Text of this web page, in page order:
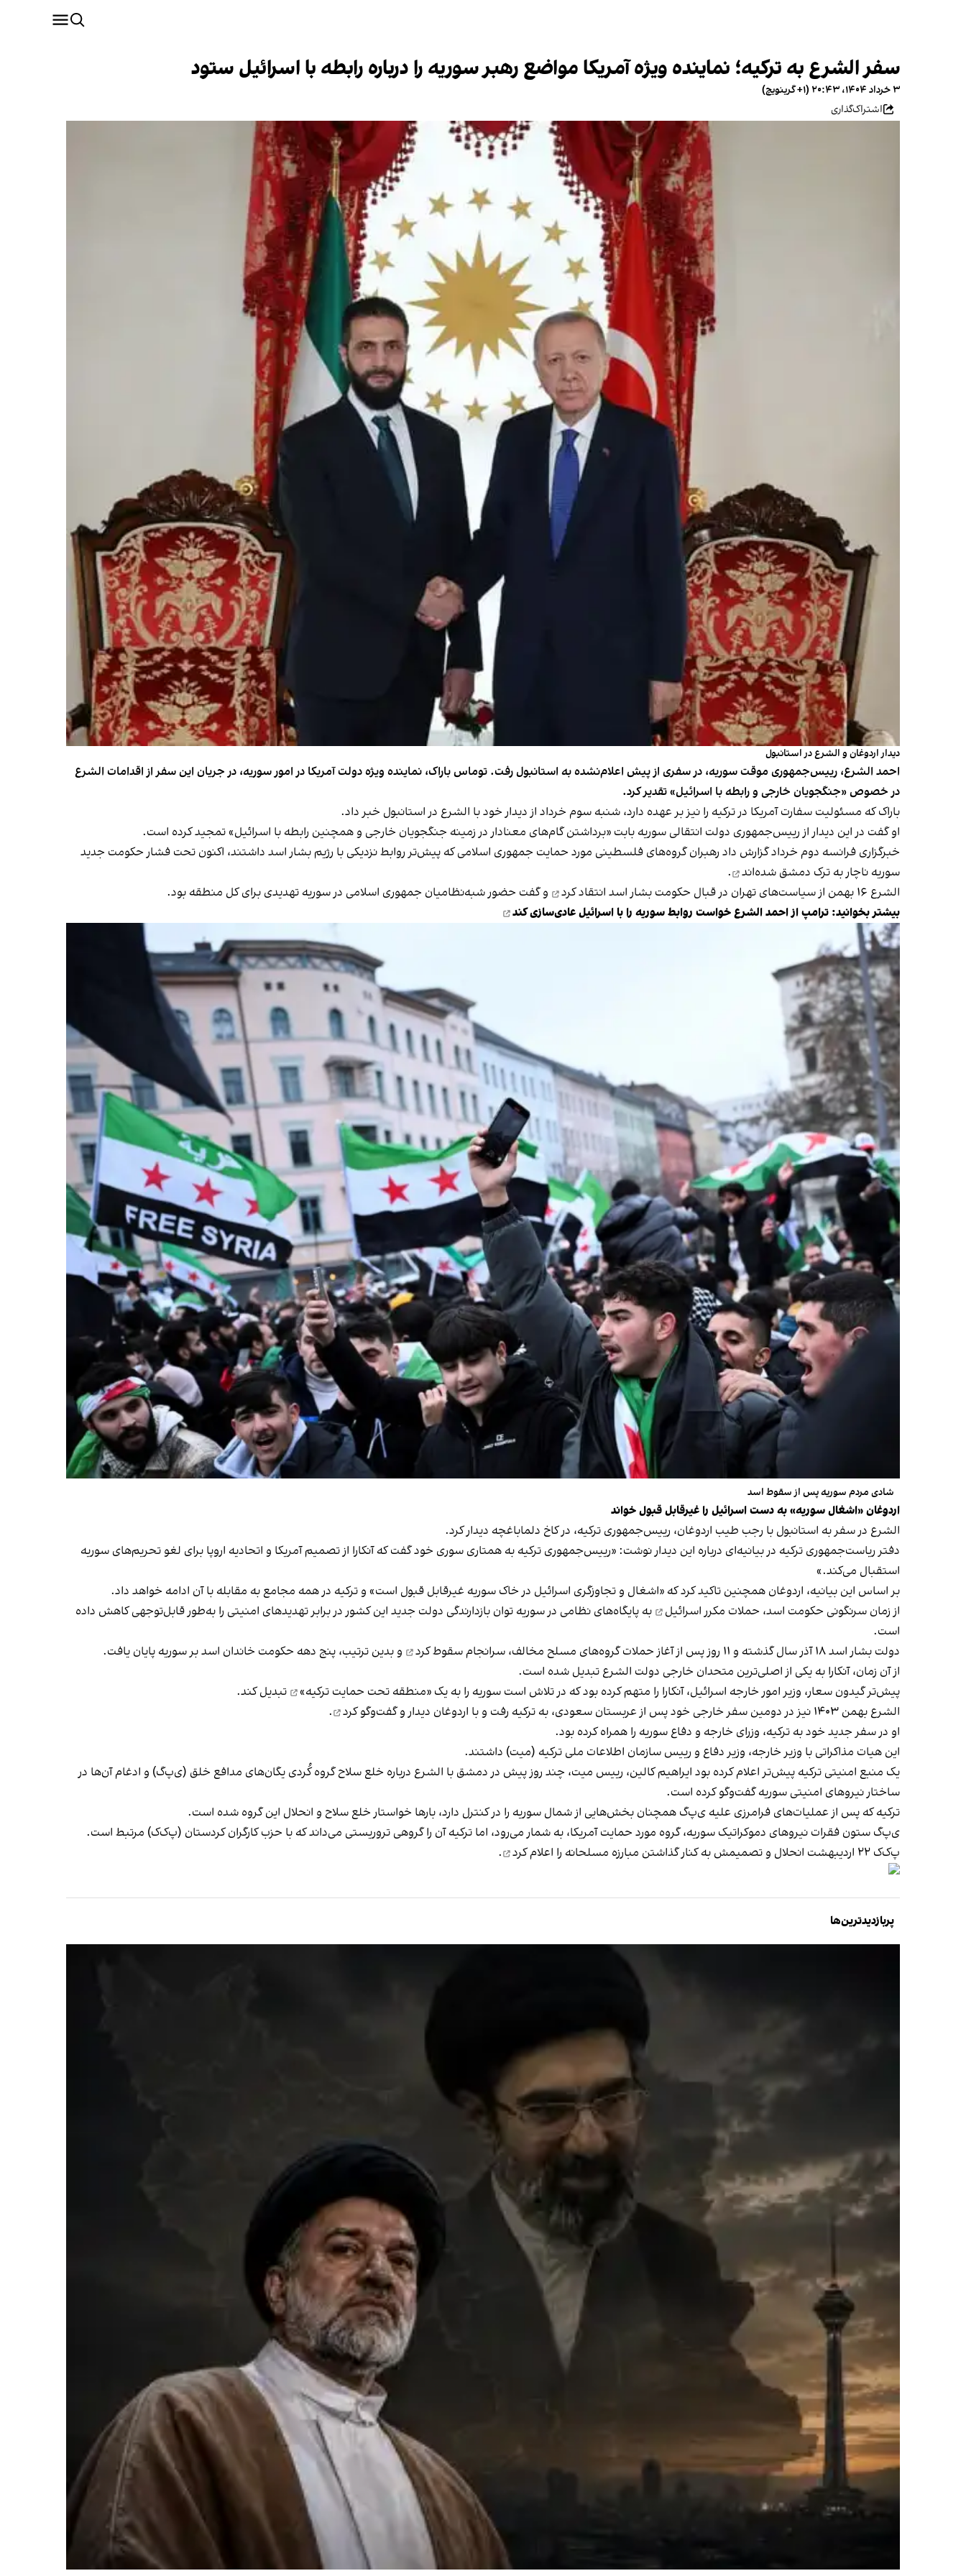
سفر الشرع به ترکیه؛ نماینده ویژه آمریکا مواضع رهبر سوریه را درباره رابطه با اسرائیل ستود
۳ خرداد ۱۴۰۴، ۲۰:۴۳ (‎+۱ گرینویچ)
اشتراک‌گذاری
دیدار اردوغان و الشرع در استانبول
احمد الشرع، رییس‌‌جمهوری موقت سوریه، در سفری از پیش اعلام‌نشده به استانبول رفت. توماس باراک، نماینده ویژه دولت آمریکا در امور سوریه، در جریان این سفر از اقدامات الشرع
در خصوص «جنگجویان خارجی و رابطه با اسرائیل» تقدیر کرد.
باراک که مسئولیت سفارت آمریکا در ترکیه را نیز بر عهده دارد، شنبه سوم خرداد از دیدار خود با الشرع در استانبول خبر داد.
او گفت در این دیدار از رییس‌جمهوری دولت انتقالی سوریه بابت «برداشتن گام‌های معنادار در زمینه جنگجویان خارجی و همچنین رابطه با اسرائیل» تمجید کرده است.
خبرگزاری فرانسه دوم خرداد گزارش داد رهبران گروه‌های فلسطینی مورد حمایت جمهوری اسلامی که پیش‌تر روابط نزدیکی با رژیم بشار اسد داشتند، اکنون تحت فشار حکومت جدید
سوریه ناچار به ترک دمشق شده‌اند
.
الشرع ۱۶ بهمن از سیاست‌های تهران در قبال حکومت بشار اسد
انتقاد کرد
و گفت حضور شبه‌نظامیان جمهوری اسلامی در سوریه تهدیدی برای کل منطقه بود.
بیشتر بخوانید: ترامپ از احمد الشرع خواست روابط سوریه را با اسرائیل عادی‌سازی کند
شادی مردم سوریه پس از سقوط اسد
اردوغان «اشغال سوریه» به دست اسرائیل را غیرقابل قبول خواند
الشرع در سفر به استانبول با رجب طیب اردوغان، رییس‌جمهوری ترکیه، در کاخ دلماباغچه دیدار کرد.
دفتر ریاست‌جمهوری ترکیه در بیانیه‌ای درباره این دیدار نوشت: «رییس‌جمهوری ترکیه به همتاری سوری خود گفت که آنکارا از تصمیم آمریکا و اتحادیه اروپا برای لغو تحریم‌های سوریه
استقبال می‌کند.»
بر اساس این بیانیه، اردوغان همچنین تاکید کرد که «اشغال و تجاوزگری اسرائیل در خاک سوریه غیرقابل ‌قبول است» و ترکیه در همه مجامع به مقابله با آن ادامه خواهد داد.
از زمان سرنگونی حکومت اسد، حملات مکرر اسرائیل
به پایگاه‌های نظامی در سوریه توان بازدارندگی دولت جدید این کشور در برابر تهدیدهای امنیتی را به‌طور قابل‌توجهی کاهش داده
است.
دولت بشار اسد ۱۸ آذر سال گذشته و ۱۱ روز پس از آغاز حملات گروه‌های مسلح مخالف،
سرانجام سقوط کرد
و بدین ترتیب، پنج دهه حکومت خاندان اسد بر سوریه پایان یافت.
از آن زمان، آنکارا به یکی از اصلی‌ترین متحدان خارجی دولت الشرع تبدیل شده است.
پیش‌تر گیدون سعار، وزیر امور خارجه اسرائیل، آنکارا را متهم کرده بود که در تلاش است سوریه را به یک «منطقه تحت حمایت ترکیه»
تبدیل کند.
الشرع بهمن ۱۴۰۳ نیز در دومین سفر خارجی خود پس از عربستان سعودی، به ترکیه رفت و با اردوغان
دیدار و گفت‌وگو کرد
.
او در سفر جدید خود به ترکیه، وزرای خارجه و دفاع سوریه را همراه کرده بود.
این هیات مذاکراتی با وزیر خارجه، وزیر دفاع و رییس سازمان اطلاعات ملی ترکیه (میت) داشتند.
یک منبع امنیتی ترکیه پیش‌تر اعلام کرده بود ایراهیم کالین، رییس میت، چند روز پیش در دمشق با الشرع درباره خلع سلاح گروه کُردی یگان‌های مدافع خلق (ی‌پ‌گ) و ادغام آن‌ها در
ساختار نیروهای امنیتی سوریه گفت‌وگو کرده است.
ترکیه که پس از عملیات‌های فرامرزی علیه ی‌پ‌گ همچنان بخش‌هایی از شمال سوریه را در کنترل دارد، بارها خواستار خلع سلاح و انحلال این گروه شده است.
ی‌پ‌گ ستون فقرات نیروهای دموکراتیک سوریه، گروه مورد حمایت آمریکا، به شمار می‌رود، اما ترکیه آن را گروهی تروریستی می‌داند که با حزب کارگران کردستان (پ‌ک‌ک) مرتبط است.
پ‌ک‌ک ۲۲ اردیبهشت انحلال و تصمیمش به کنار گذاشتن مبارزه مسلحانه را
اعلام کرد .
پربازدیدترین‌ها